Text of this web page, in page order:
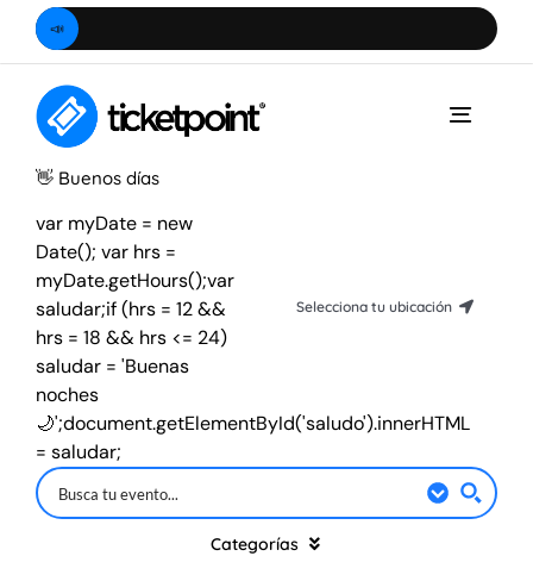
Saltar
contenido
📣
Toggle
👋 Buenos días
var myDate = new
Date(); var hrs =
myDate.getHours();var
saludar;if (hrs = 12 &&
hrs = 18 && hrs <= 24)
saludar = 'Buenas
noches
🌙';document.getElementById('saludo').innerHTML
= saludar;
Categorías
Selecciona tu ubicación